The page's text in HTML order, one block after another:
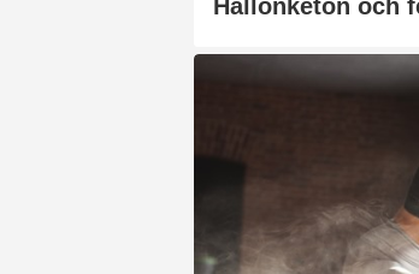
Hallonketon och